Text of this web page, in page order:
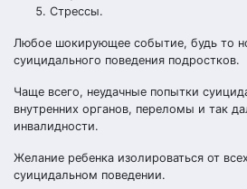
Стрессы.
Любое шокирующее событие, будь то
суицидального поведения подростков.
Чаще всего, неудачные попытки
внутренних органов, переломы и так
инвалидности.
Желание ребенка изолироваться от
суицидальном поведении.